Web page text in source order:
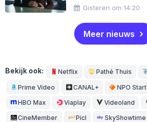
Gisteren om 14:20
Meer nieuws
Bekijk ook: Netflix Pathé Thuis
Prime Video CANAL+ NPO Start
HBO Max Viaplay Videoland
CineMember Picl SkyShowtime